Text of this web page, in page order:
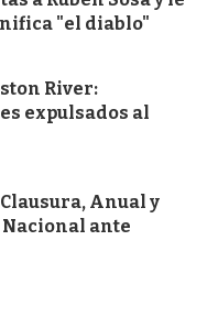
"el diablo"
River:
expulsados al
Anual y
ante